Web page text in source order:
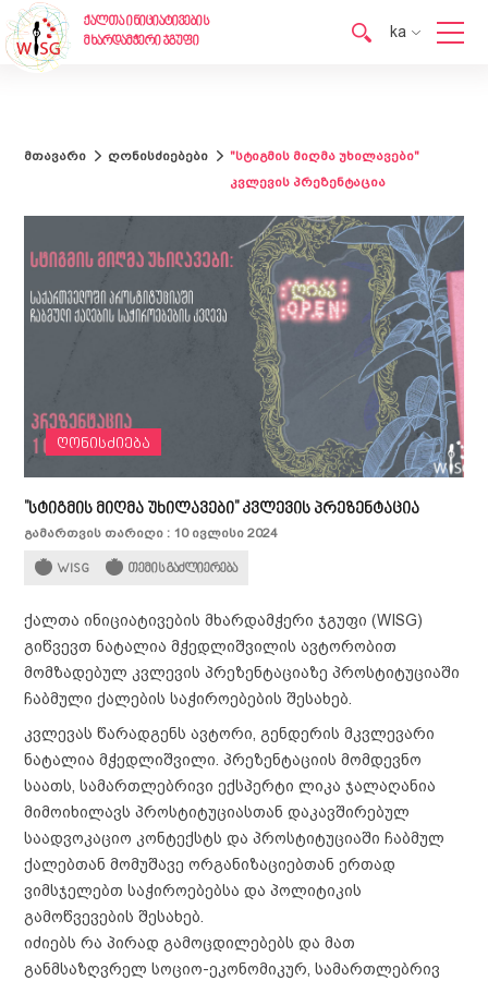
ქალთა ინიციატივების
მხარდამჭერი ჯგუფი
ka
მთავარი ღონისძიებები
"სტიგმის მიღმა უხილავები"
კვლევის პრეზენტაცია
ღონისძიება
"სტიგმის მიღმა უხილავები" კვლევის პრეზენტაცია
გამართვის თარიღი : 10 ივლისი 2024
WISG თემის გაძლიერება
ქალთა ინიციატივების მხარდამჭერი ჯგუფი (WISG)
გიწვევთ ნატალია მჭედლიშვილის ავტორობით
მომზადებულ კვლევის პრეზენტაციაზე პროსტიტუციაში
ჩაბმული ქალების საჭიროებების შესახებ.
კვლევას წარადგენს ავტორი, გენდერის მკვლევარი
ნატალია მჭედლიშვილი. პრეზენტაციის მომდევნო
საათს, სამართლებრივი ექსპერტი ლიკა ჯალაღანია
მიმოიხილავს პროსტიტუციასთან დაკავშირებულ
საადვოკაციო კონტექსტს და პროსტიტუციაში ჩაბმულ
ქალებთან მომუშავე ორგანიზაციებთან ერთად
ვიმსჯელებთ საჭიროებებსა და პოლიტიკის
გამოწვევების შესახებ.
იძიებს რა პირად გამოცდილებებს და მათ
განმსაზღვრელ სოციო-ეკონომიკურ, სამართლებრივ